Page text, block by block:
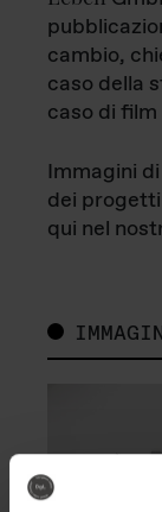
cambio,
caso della
caso di
Immagini di
dei
qui nel